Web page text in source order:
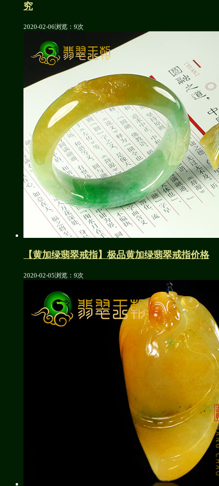
究
2020-02-06浏览：9次
【黄加绿翡翠戒指】极品黄加绿翡翠戒指价格
2020-02-05浏览：9次